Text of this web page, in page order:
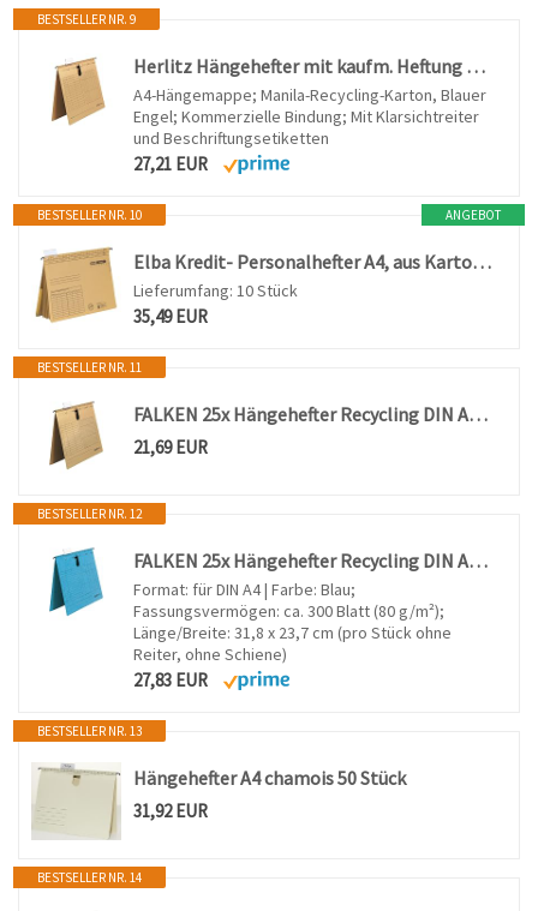
BESTSELLER NR. 9
Herlitz Hängehefter mit kaufm. Heftung UniReg/10843381 braun Inh.25
A4-Hängemappe; Manila-Recycling-Karton, Blauer
Engel; Kommerzielle Bindung; Mit Klarsichtreiter
und Beschriftungsetiketten
27,21 EUR
ANGEBOT
BESTSELLER NR. 10
Elba Kredit- Personalhefter A4, aus Karton, 4 Kfm. Heftungen, braun, 10 Stück
Lieferumfang: 10 Stück
35,49 EUR
BESTSELLER NR. 11
FALKEN 25x Hängehefter Recycling DIN A4 kaufmännische Heftung braun
21,69 EUR
BESTSELLER NR. 12
FALKEN 25x Hängehefter Recycling DIN A4 kaufmännische Heftung blau
Format: für DIN A4 | Farbe: Blau;
Fassungsvermögen: ca. 300 Blatt (80 g/m²);
Länge/Breite: 31,8 x 23,7 cm (pro Stück ohne
Reiter, ohne Schiene)
27,83 EUR
BESTSELLER NR. 13
Hängehefter A4 chamois 50 Stück
31,92 EUR
BESTSELLER NR. 14